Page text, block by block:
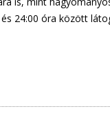
24:00 óra között